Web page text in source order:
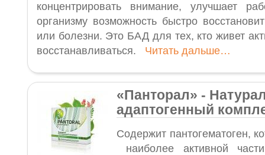
концентрировать внимание, улучшает
организму возможность быстро
или болезни. Это БАД для тех, кто живет
восстанавливаться. Читать дальше…
«Панторал» -
адаптогенный
Содержит пантогематоген,
наиболее активной